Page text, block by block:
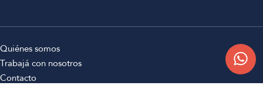
Quiénes somos
Trabajá con nosotros
Contacto